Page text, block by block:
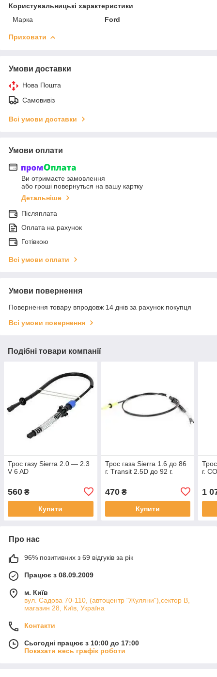
Користувальницькі характеристики
Марка
Ford
Приховати
Умови доставки
Нова Пошта
Самовивіз
Всі умови доставки
Умови оплати
Ви отримаєте замовлення
або гроші повернуться на вашу картку
Детальніше
Післяплата
Оплата на рахунок
Готівкою
Всі умови оплати
Умови повернення
Повернення товару впродовж 14 днів за рахунок покупця
Всі умови повернення
Подібні товари компанії
Трос газу Sierra 2.0 — 2.3
V 6 AD
560 ₴
Купити
Трос газа Sierra 1.6 до 86
г. Тransit 2.5D до 92 г.
470₴
Купити
г.
1
Про нас
96% позитивних з 69 відгуків за рік
Працює з 08.09.2009
м. Київ
вул. Садова 70-110, (автоцентр "Жуляни"),сектор В,
магазин 28, Київ, Україна
Контакти
Сьогодні працює з 10:00 до 17:00
Показати весь графік роботи